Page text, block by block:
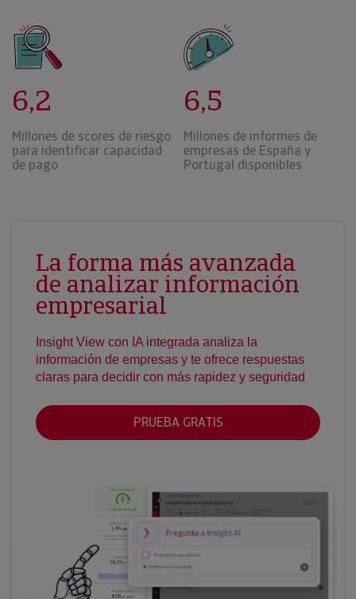
6,2
Millones de scores de riesgo
para identificar capacidad
de pago
6,5
Millones de informes de
empresas de España y
Portugal disponibles
La forma más avanzada
de analizar información
empresarial
Insight View con IA integrada analiza la
información de empresas y te ofrece respuestas
claras para decidir con más rapidez y seguridad
PRUEBA GRATIS